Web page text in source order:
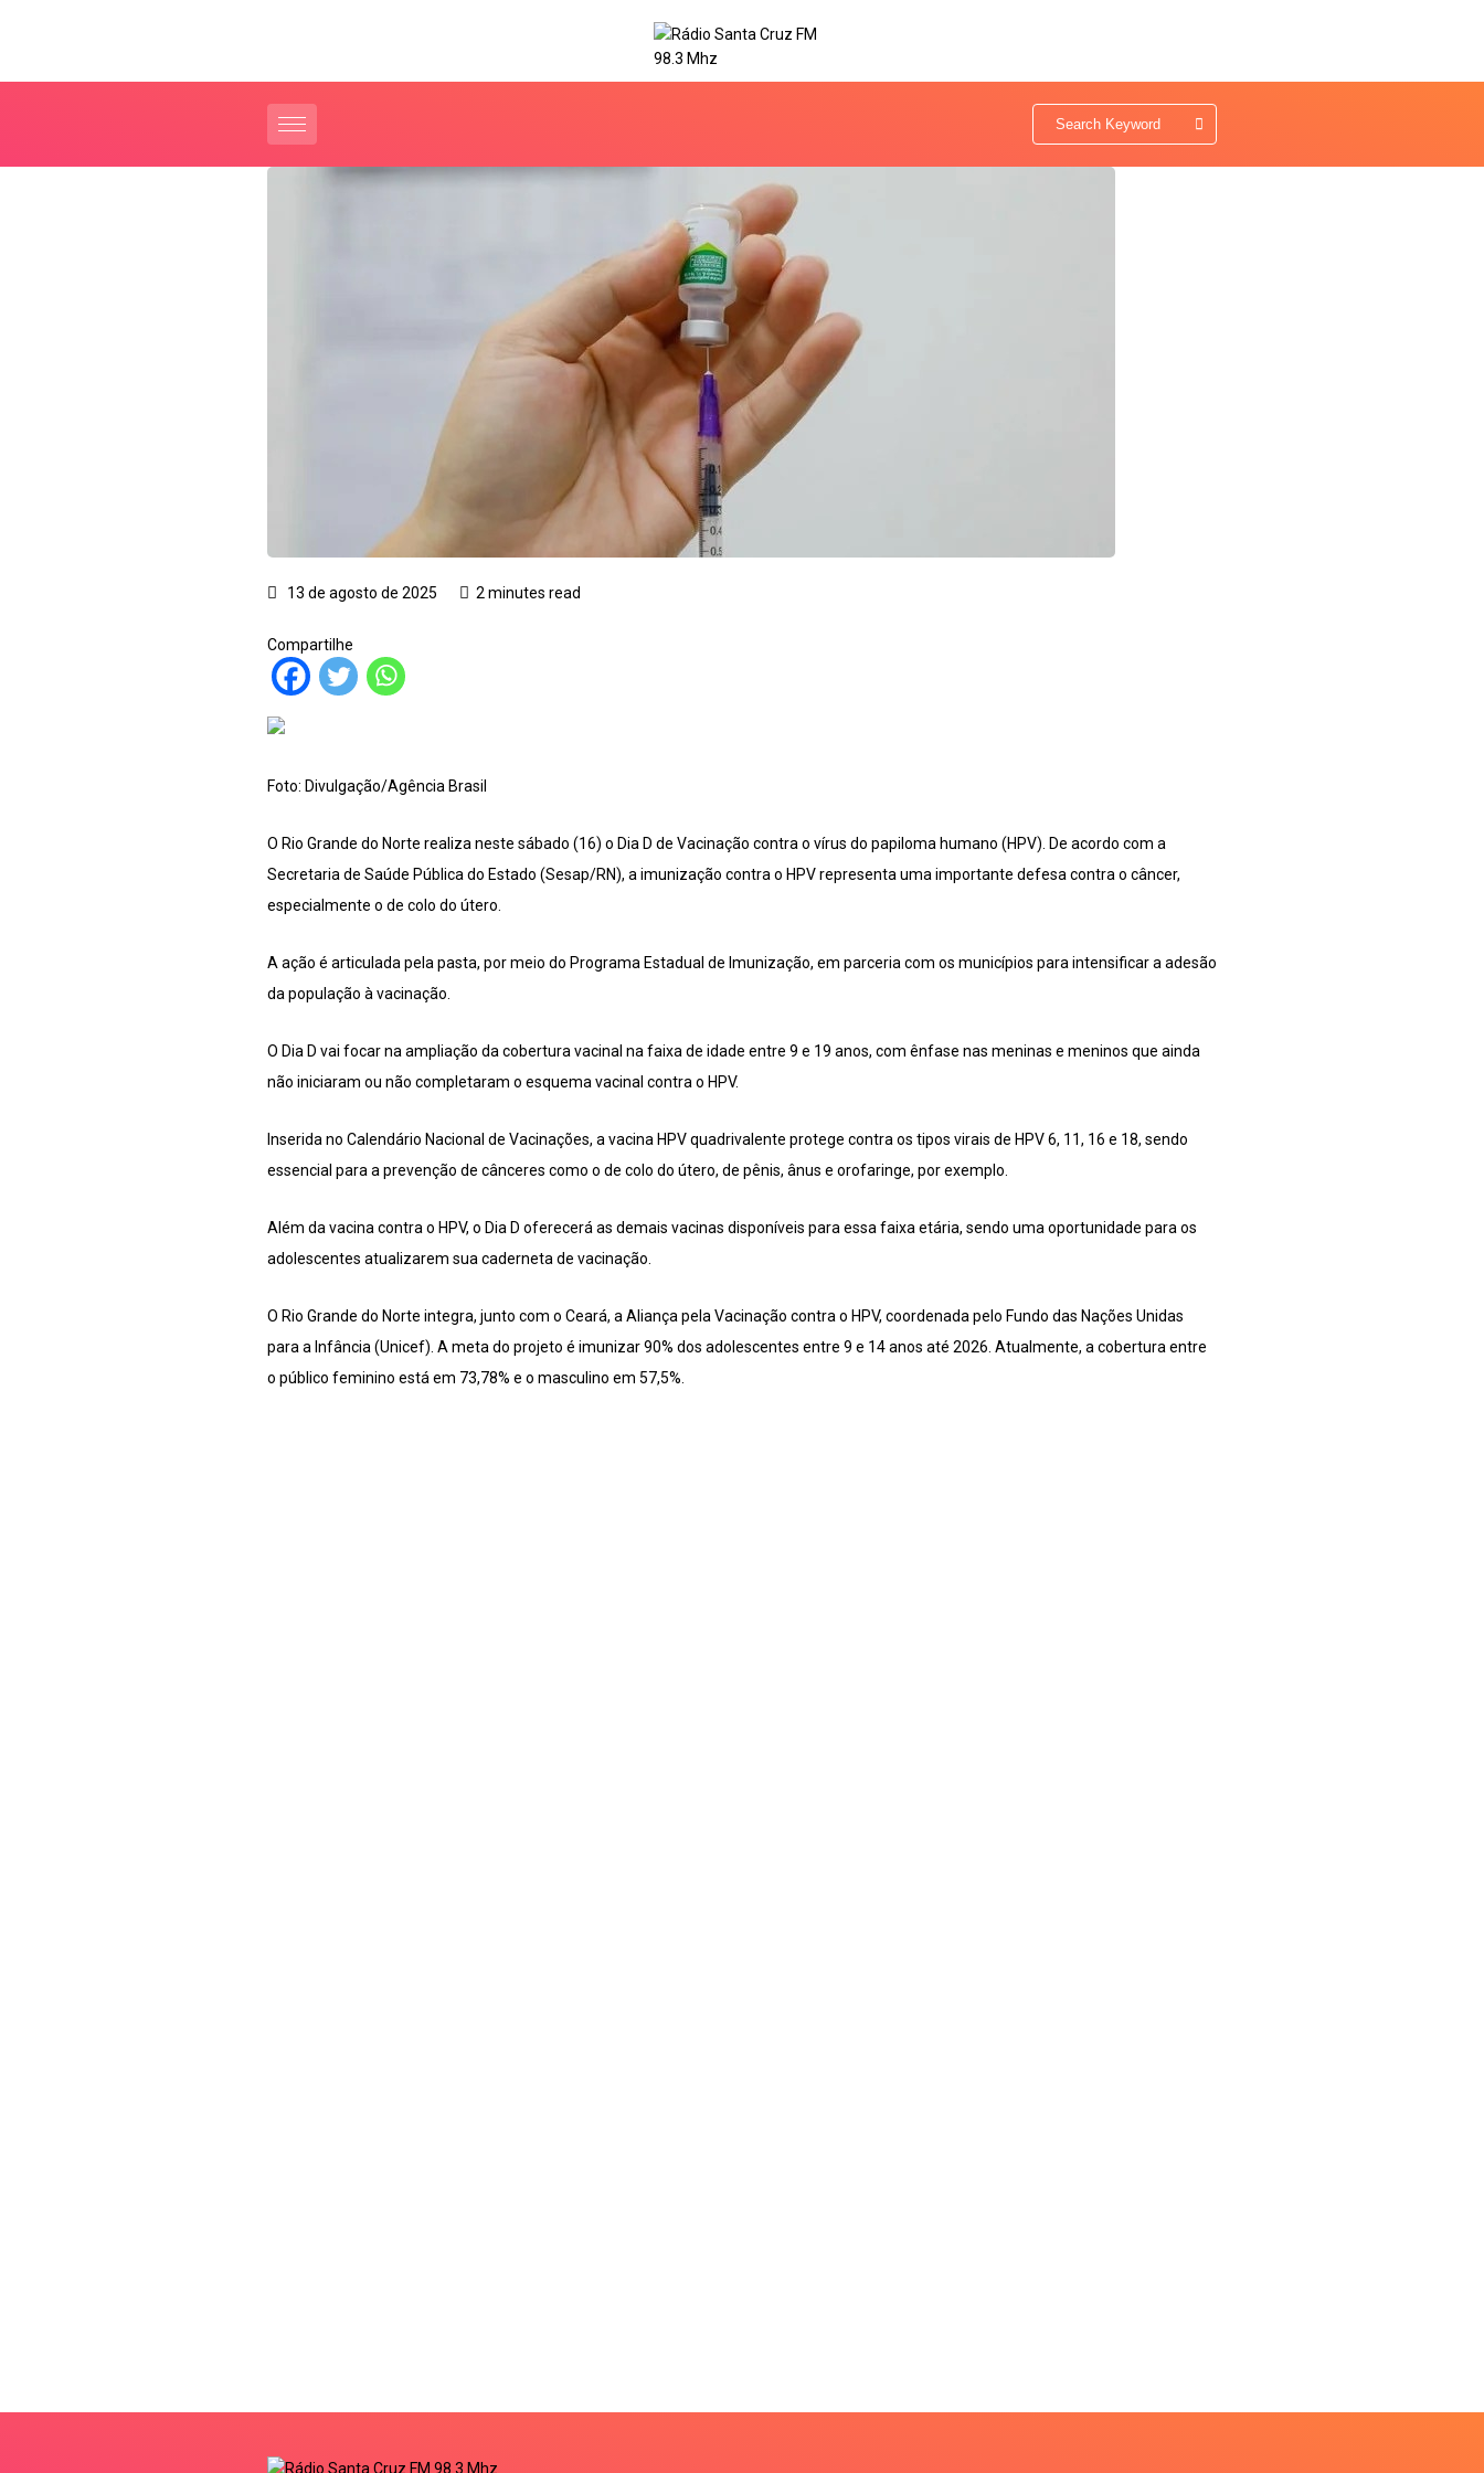
13 de agosto de 2025 2 minutes read
Compartilhe
Foto: Divulgação/Agência Brasil
O Rio Grande do Norte realiza neste sábado (16) o Dia D de Vacinação contra o vírus do papiloma humano (HPV). De acordo com a
Secretaria de Saúde Pública do Estado (Sesap/RN), a imunização contra o HPV representa uma importante defesa contra o câncer,
especialmente o de colo do útero.
A ação é articulada pela pasta, por meio do Programa Estadual de Imunização, em parceria com os municípios para intensificar a adesão
da população à vacinação.
O Dia D vai focar na ampliação da cobertura vacinal na faixa de idade entre 9 e 19 anos, com ênfase nas meninas e meninos que ainda
não iniciaram ou não completaram o esquema vacinal contra o HPV.
Inserida no Calendário Nacional de Vacinações, a vacina HPV quadrivalente protege contra os tipos virais de HPV 6, 11, 16 e 18, sendo
essencial para a prevenção de cânceres como o de colo do útero, de pênis, ânus e orofaringe, por exemplo.
Além da vacina contra o HPV, o Dia D oferecerá as demais vacinas disponíveis para essa faixa etária, sendo uma oportunidade para os
adolescentes atualizarem sua caderneta de vacinação.
O Rio Grande do Norte integra, junto com o Ceará, a Aliança pela Vacinação contra o HPV, coordenada pelo Fundo das Nações Unidas
para a Infância (Unicef). A meta do projeto é imunizar 90% dos adolescentes entre 9 e 14 anos até 2026. Atualmente, a cobertura entre
o público feminino está em 73,78% e o masculino em 57,5%.